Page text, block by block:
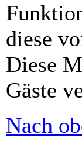
diese
Diese
Gäste
Nach